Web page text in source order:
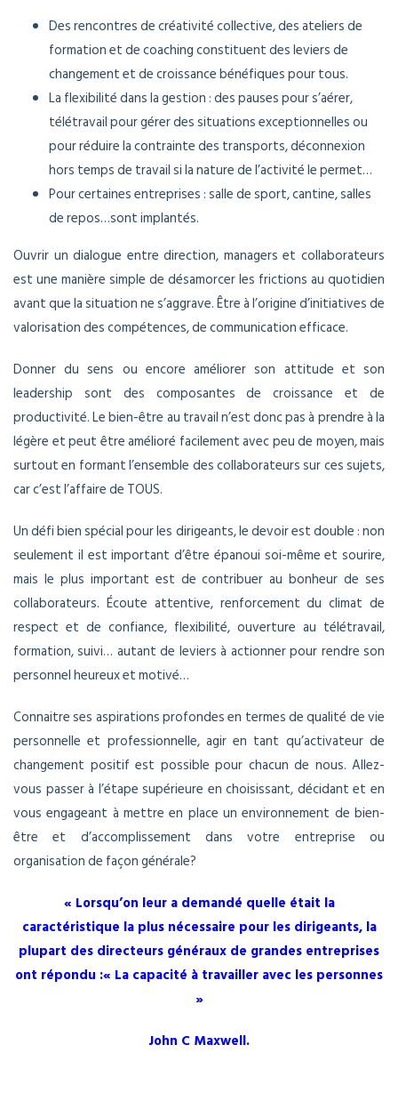
Des rencontres de créativité collective, des ateliers de
formation et de coaching constituent des leviers de
changement et de croissance bénéfiques pour tous.
La flexibilité dans la gestion : des pauses pour s’aérer,
télétravail pour gérer des situations exceptionnelles ou
pour réduire la contrainte des transports, déconnexion
hors temps de travail si la nature de l’activité le permet…
Pour certaines entreprises : salle de sport, cantine, salles
de repos…sont implantés.
Ouvrir un dialogue entre direction, managers et collaborateurs
est une manière simple de désamorcer les frictions au quotidien
avant que la situation ne s’aggrave. Être à l’origine d’initiatives de
valorisation des compétences, de communication efficace.
Donner du sens ou encore améliorer son attitude et son
leadership sont des composantes de croissance et de
productivité. Le bien-être au travail n’est donc pas à prendre à la
légère et peut être amélioré facilement avec peu de moyen, mais
surtout en formant l’ensemble des collaborateurs sur ces sujets,
car c’est l’affaire de TOUS.
Un défi bien spécial pour les dirigeants, le devoir est double : non
seulement il est important d’être épanoui soi-même et sourire,
mais le plus important est de contribuer au bonheur de ses
collaborateurs. Écoute attentive, renforcement du climat de
respect et de confiance, flexibilité, ouverture au télétravail,
formation, suivi… autant de leviers à actionner pour rendre son
personnel heureux et motivé…
Connaitre ses aspirations profondes en termes de qualité de vie
personnelle et professionnelle, agir en tant qu’activateur de
changement positif est possible pour chacun de nous. Allez-
vous passer à l’étape supérieure en choisissant, décidant et en
vous engageant à mettre en place un environnement de bien-
être et d’accomplissement dans votre entreprise ou
organisation de façon générale?
« Lorsqu’on leur a demandé quelle était la
caractéristique la plus nécessaire pour les dirigeants, la
plupart des directeurs généraux de grandes entreprises
ont répondu :« La capacité à travailler avec les personnes
»
John C Maxwell.